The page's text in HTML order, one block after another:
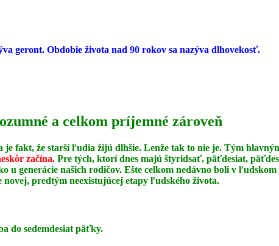
geront. Obdobie života nad 90 rokov sa nazýva dlhovekosť.
a celkom príjemné zároveň
fakt, že starší ľudia žijú dlhšie. Lenže tak to nie je. Tým
začína. Pre tých, ktorí dnes majú štyridsať, päťdesiat,
u generácie našich rodičov. Ešte celkom nedávno boli v
predtým neexistujúcej etapy ľudského života.
do sedemdesiat päťky.